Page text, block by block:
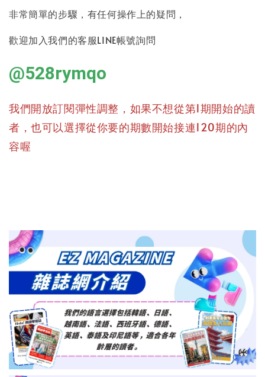
非常簡單的步驟，有任何操作上的疑問，
歡迎加入我們的客服LINE帳號詢問
@528rymqo
我們開放訂閱彈性調整，如果不想從第1期開始的讀
者，也可以選擇從你要的期數開始接連120期的內
容喔